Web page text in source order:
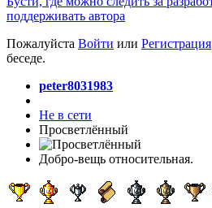
поддерживать автора
Пожалуйста Войти или Регистрация
беседе.
peter8031983
Не в сети
Просветлённый
Добро-вещь относительная.